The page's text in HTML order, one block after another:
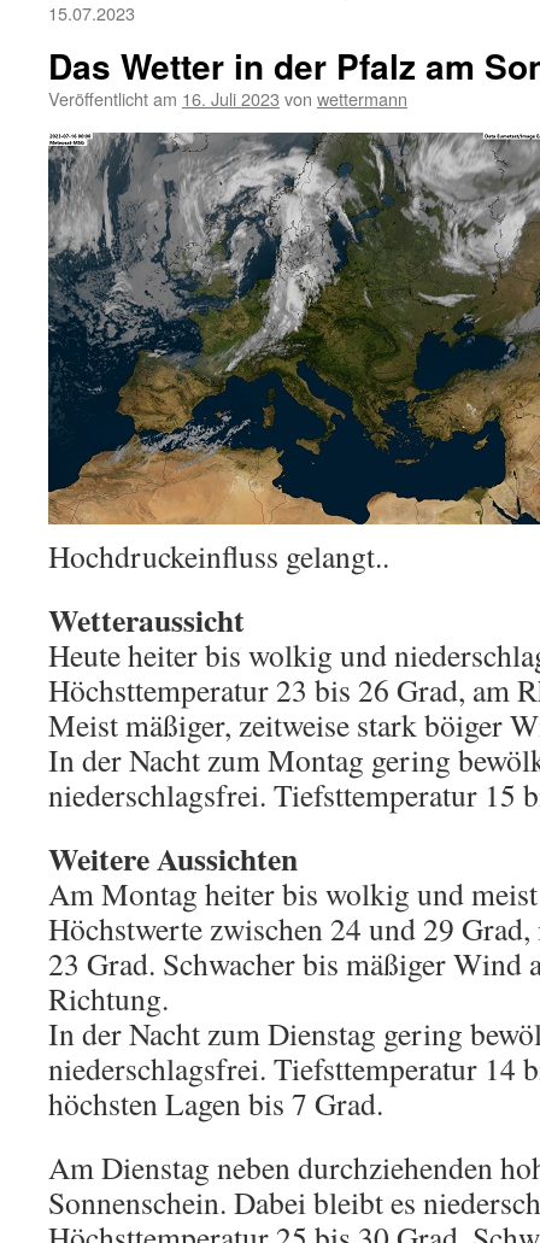
15.07.2023
Das Wetter in der Pfalz am
Veröffentlicht am 16. Juli 2023 von wettermann
Hochdruckeinfluss gelangt..
Wetteraussicht
Heute heiter bis wolkig und
Höchsttemperatur 23 bis 26 Grad, am
Meist mäßiger, zeitweise stark böiger
In der Nacht zum Montag gering
niederschlagsfrei. Tiefsttemperatur 15
Weitere Aussichten
Am Montag heiter bis wolkig und
Höchstwerte zwischen 24 und 29
23 Grad. Schwacher bis mäßiger Wind
Richtung.
In der Nacht zum Dienstag gering
niederschlagsfrei. Tiefsttemperatur 14
höchsten Lagen bis 7 Grad.
Am Dienstag neben durchziehenden
Sonnenschein. Dabei bleibt es